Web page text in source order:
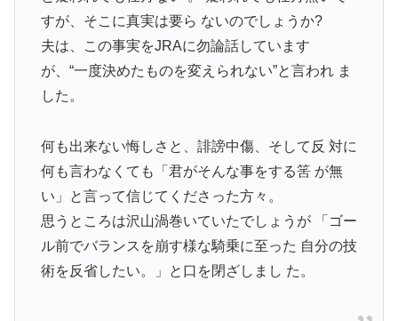
すが、そこに真実は要ら ないのでしょうか?
夫は、この事実をJRAに勿論話しています
が、“一度決めたものを変えられない”と言われ ま
した。
何も出来ない悔しさと、誹謗中傷、そして反 対に
何も言わなくても「君がそんな事をする筈 が無
い」と言って信じてくださった方々。
思うところは沢山渦巻いていたでしょうが 「ゴー
ル前でバランスを崩す様な騎乗に至った 自分の技
術を反省したい。」と口を閉ざしまし た。